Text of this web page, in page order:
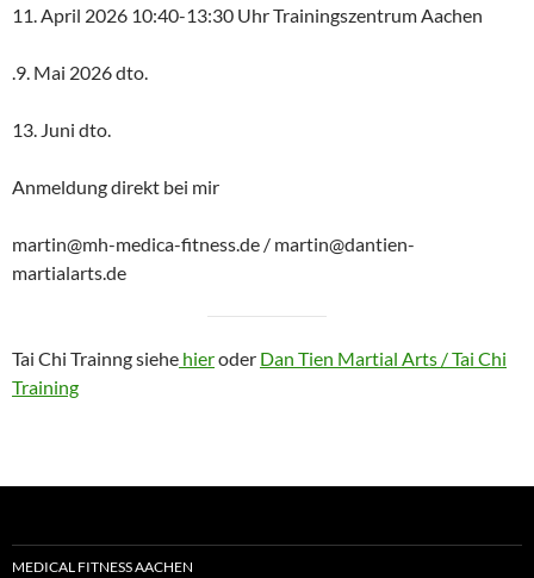
11. April 2026 10:40-13:30 Uhr Trainingszentrum Aachen
.9. Mai 2026 dto.
13. Juni dto.
Anmeldung direkt bei mir
martin@mh-medica-fitness.de / martin@dantien-
martialarts.de
Tai Chi Trainng siehe hieroder Dan Tien Martial Arts / Tai Chi
Training
MEDICAL FITNESS AACHEN